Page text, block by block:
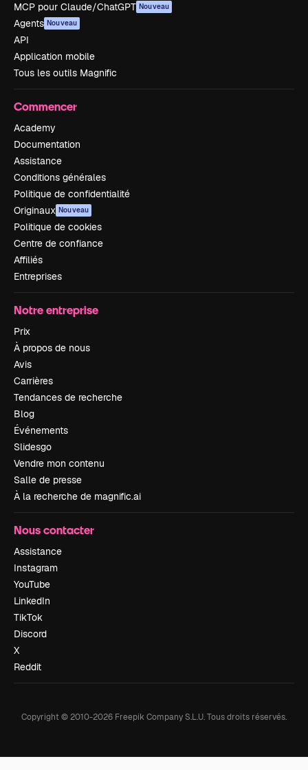
MCP pour Claude/ChatGPT Nouveau
Agents Nouveau
API
Application mobile
Tous les outils Magnific
Commencer
Academy
Documentation
Assistance
Conditions générales
Politique de confidentialité
Originaux Nouveau
Politique de cookies
Centre de confiance
Affiliés
Entreprises
Notre entreprise
Prix
À propos de nous
Avis
Carrières
Tendances de recherche
Blog
Événements
Slidesgo
Vendre mon contenu
Salle de presse
À la recherche de magnific.ai
Nous contacter
Assistance
Instagram
YouTube
LinkedIn
TikTok
Discord
X
Reddit
Copyright © 2010-2026 Freepik Company S.L.U.Tous droits réservés.